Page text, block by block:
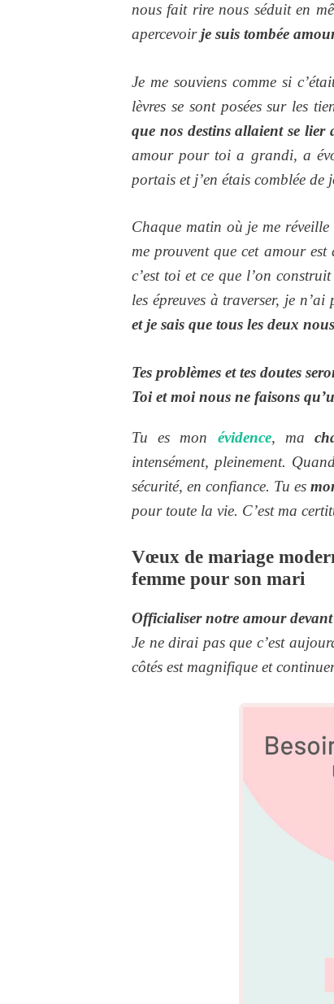
nous fait rire nous séduit en
apercevoirje suis tombée
Je me souviens comme si
lèvres se sont posées sur les
que nos destins allaient se lier
amour pour toi a grandi, a
portais et j’en étais comblée de
Chaque matin où je me réveille
me prouvent que cet amour
c’est toi et ce que l’on
les épreuves à traverser, je n’ai
et je sais que tous les deux
Tes problèmes et tes doutes
Toi et moi nous ne faisons
Tu es mon évidence, ma
intensément, pleinement.
sécurité, en confiance. Tu es
pour toute la vie. C’est ma
Vœux de mariage
femme pour son mari
Officialiser notre amour
Je ne dirai pas que c’est
côtés est magnifique et